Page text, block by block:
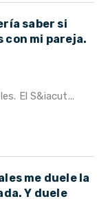
saber si
con mi pareja.
El S&iacut...
me duele la
Y duele